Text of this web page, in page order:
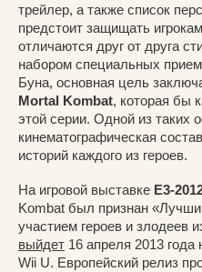
трейлер, а также список
предстоит защищать
отличаются друг от друга
набором специальных
Буна, основная цель
Mortal Kombat, которая бы
этой серии. Одной из таких
кинематографическая
историй каждого из героев.
На игровой выставке E3-
Kombat был признан
участием героев и злодеев
выйдет 16 апреля 2013
Wii U. Европейский релиз